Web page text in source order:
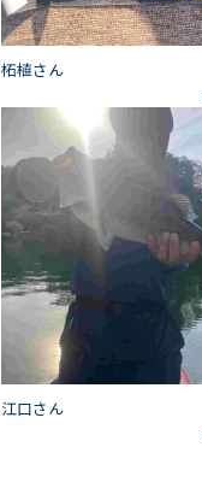
柘植さん
江口さん